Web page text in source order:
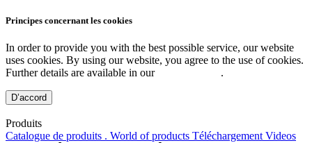
Principes concernant les cookies
In order to provide you with the best possible service, our website
uses cookies. By using our website, you agree to the use of cookies.
Further details are available in our
.
D’accord
Produits
Catalogue de produits . World of products Téléchargement Videos